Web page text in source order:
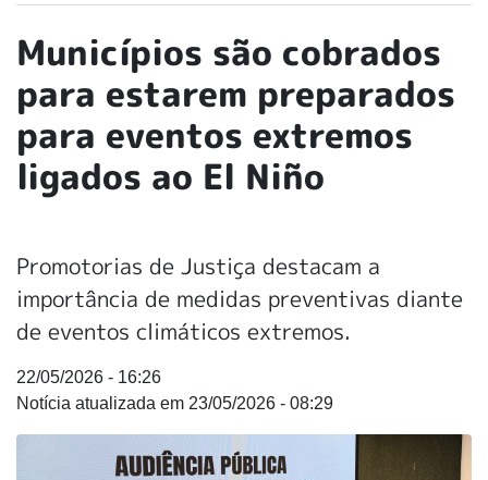
Municípios são cobrados
para estarem preparados
para eventos extremos
ligados ao El Niño
Promotorias de Justiça destacam a
importância de medidas preventivas diante
de eventos climáticos extremos.
22/05/2026 - 16:26
23/05/2026 - 08:29